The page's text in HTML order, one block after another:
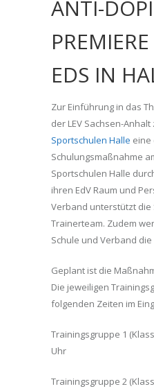
ANTI-
EDS IN
Zur Einführung in das
der LEV Sachsen-
Sportschulen Halle eine
Schulungsmaßnahme
Sportschulen Halle
ihren EdV Raum und
Verband unterstützt die
Trainerteam. Zudem
Schule und Verband
Geplant ist die
Die jeweiligen
folgenden Zeiten im
Trainingsgruppe 1
Uhr
Trainingsgruppe 2